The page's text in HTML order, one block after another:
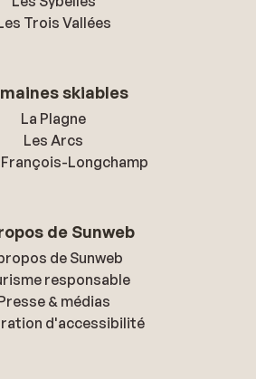
Trois Vallées
skiables
La Plagne
Les Arcs
Longchamp
de Sunweb
de Sunweb
responsable
& médias
d'accessibilité